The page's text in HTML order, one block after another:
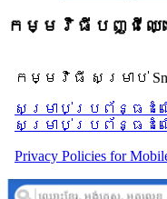
កម្មវិធីបញ្ជីឈ្មោ
កម្មវិធី សម្រាប់
សម្រាប់​ប្រព័ន្ធដំណើ
សម្រាប់​ប្រព័ន្ធដំណើ
Privacy Policies for